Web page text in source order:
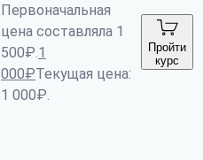
Первоначальная
цена составляла 1
500₽.1
000₽Текущая цена:
1 000₽.
Пройти
курс